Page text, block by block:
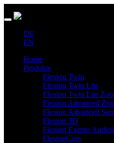
DE
EN
Home
Produkte
Flexion Twin
Flexion Twin Lite
Flexion Twin Lite
Flexion Advanced
Flexion Advanced
Flexion 3D
Flexion Exepto
FlexionCam